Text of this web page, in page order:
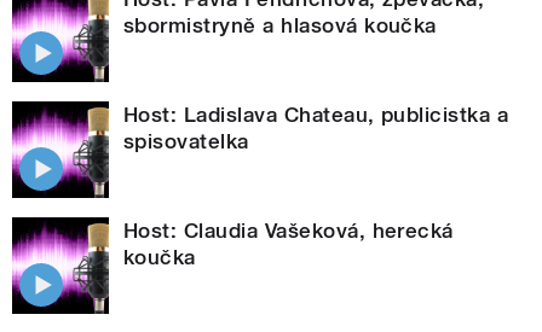
sbormistryně a hlasová koučka
Host: Ladislava Chateau, publicistka a
spisovatelka
Host: Claudia Vašeková, herecká
koučka